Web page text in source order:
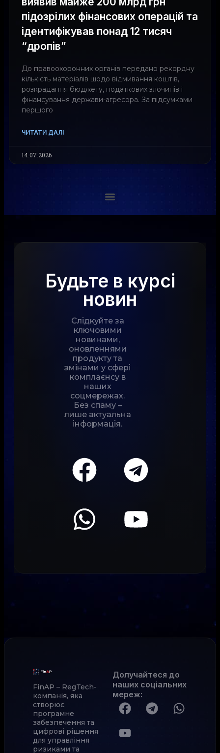
підозрілих фінансових операцій та
ідентифікував понад 12 тисяч
“дропів”
До правоохоронних органів передано рекордну
кількість матеріалів щодо відмивання коштів,
розкрадання бюджету, податкових злочинів і
фінансування держави-агресора. За підсумками
першого
ЧИТАТИ ДАЛІ
14.07.2026
Будьте в курсі
новин
Слідкуйте за
ключовими
новинами,
оновленнями
продукту та
змінами у сфері
комплаєнсу в
наших
соцмережах.
Без спаму –
лише актуальна
інформація.
FinAP – RegTech-
компанія, яка
створює
програмне
забезпечення та
цифрові рішення
для управління
ризиками та
Долучайтеся до
наших соціальних
мереж: